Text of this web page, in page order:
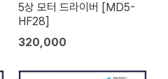
5상 모터 드라이버 [MD5-
HF28]
320,000